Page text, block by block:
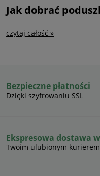
Jak dobrać
czytaj całość »
Bezpieczne płatności
Dzięki szyfrowaniu SSL
Ekspresowa dostawa
Twoim ulubionym kurierem